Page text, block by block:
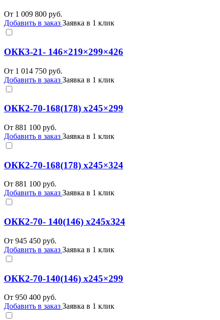
От 1 009 800 руб.
Добавить в заказ Заявка в 1 клик
ОКК3-21- 146×219×299×426
От 1 014 750 руб.
Добавить в заказ Заявка в 1 клик
ОКК2-70-168(178) x245×299
От 881 100 руб.
Добавить в заказ Заявка в 1 клик
ОКК2-70-168(178) x245×324
От 881 100 руб.
Добавить в заказ Заявка в 1 клик
ОКК2-70- 140(146) х245хЗ24
От 945 450 руб.
Добавить в заказ Заявка в 1 клик
ОКК2-70-140(146) х245×299
От 950 400 руб.
Добавить в заказ Заявка в 1 клик